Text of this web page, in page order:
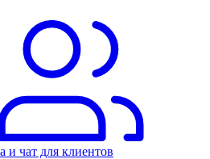
и чат для клиентов